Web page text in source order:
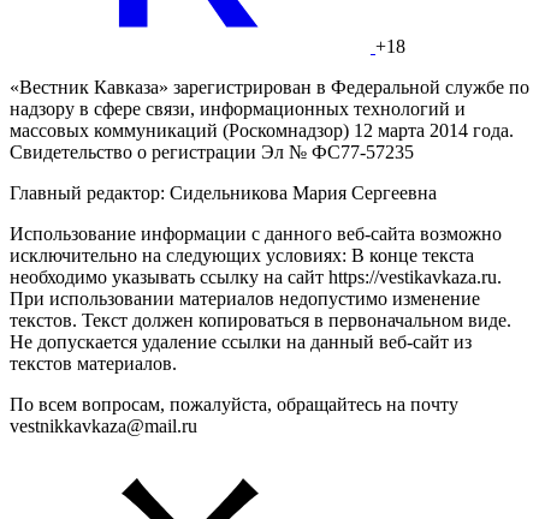
+18
«Вестник Кавказа» зарегистрирован в Федеральной службе по
надзору в сфере связи, информационных технологий и
массовых коммуникаций (Роскомнадзор) 12 марта 2014 года.
Свидетельство о регистрации Эл № ФС77-57235
Главный редактор: Сидельникова Мария Сергеевна
Использование информации с данного веб-сайта возможно
исключительно на следующих условиях: В конце текста
необходимо указывать ссылку на сайт https://vestikavkaza.ru.
При использовании материалов недопустимо изменение
текстов. Текст должен копироваться в первоначальном виде.
Не допускается удаление ссылки на данный веб-сайт из
текстов материалов.
По всем вопросам, пожалуйста, обращайтесь на почту
vestnikkavkaza@mail.ru